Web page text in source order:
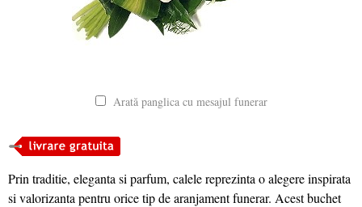
Arată panglica cu mesajul funerar
Prin traditie, eleganta si parfum, calele reprezinta o alegere inspirata
si valorizanta pentru orice tip de aranjament funerar. Acest buchet